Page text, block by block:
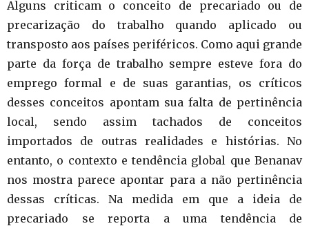
Alguns criticam o conceito de precariado ou de
precarização do trabalho quando aplicado ou
transposto aos países periféricos. Como aqui grande
parte da força de trabalho sempre esteve fora do
emprego formal e de suas garantias, os críticos
desses conceitos apontam sua falta de pertinência
local, sendo assim tachados de conceitos
importados de outras realidades e histórias. No
entanto, o contexto e tendência global que Benanav
nos mostra parece apontar para a não pertinência
dessas críticas. Na medida em que a ideia de
precariado se reporta a uma tendência de